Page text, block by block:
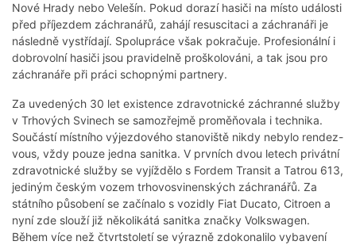
Nové Hrady nebo Velešín. Pokud dorazí hasiči na místo události
před příjezdem záchranářů, zahájí resuscitaci a záchranáři je
následně vystřídají. Spolupráce však pokračuje. Profesionální i
dobrovolní hasiči jsou pravidelně proškolováni, a tak jsou pro
záchranáře při práci schopnými partnery.
Za uvedených 30 let existence zdravotnické záchranné služby
v Trhových Svinech se samozřejmě proměňovala i technika.
Součástí místního výjezdového stanoviště nikdy nebylo rendez-
vous, vždy pouze jedna sanitka. V prvních dvou letech privátní
zdravotnické služby se vyjíždělo s Fordem Transit a Tatrou 613,
jediným českým vozem trhovosvinenských záchranářů. Za
státního působení se začínalo s vozidly Fiat Ducato, Citroen a
nyní zde slouží již několikátá sanitka značky Volkswagen.
Během více než čtvrtstoletí se výrazně zdokonalilo vybavení